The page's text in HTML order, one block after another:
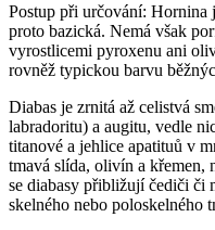
Postup při určování: Hornina
proto bazická. Nemá však
vyrostlicemi pyroxenu ani
rovněž typickou barvu
Diabas je zrnitá až celistvá
labradoritu) a augitu, vedle
titanové a jehlice apatituů v
tmavá slída, olivín a
se diabasy přibližují čediči či
skelného nebo poloskelného